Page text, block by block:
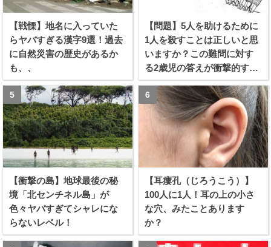
【戦慄】地名に入っていた
らヤバすぎる漢字9選！過去
に自然災害の歴史があるか
も、、
【問題】5人を助けるために
1人を殺すことは正しいと思
いますか？この難問に対す
る2歳児の答えが衝撃的すぎ
る！！
【衝撃の島】地球最後の秘
境「北センチネル島」が
色々ヤバすぎてシャレにな
らないレベル！
【耳瘻孔（じろうこう）】
100人に1人！耳の上の小さ
な穴、みたことあります
か？